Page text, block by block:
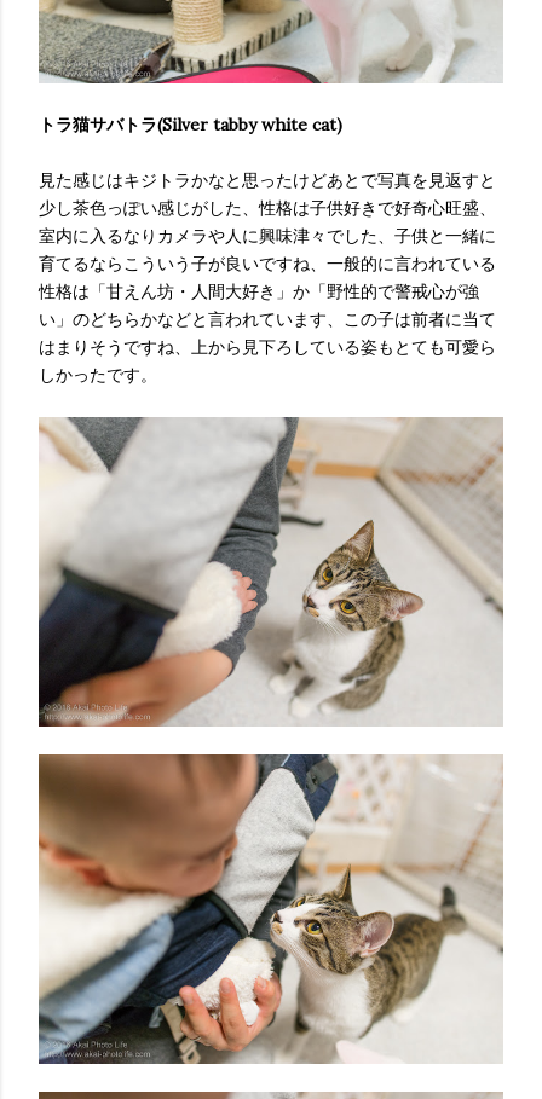
トラ猫サバトラ(Silver tabby white cat)
見た感じはキジトラかなと思ったけどあとで写真を見返すと
少し茶色っぽい感じがした、性格は子供好きで好奇心旺盛、
室内に入るなりカメラや人に興味津々でした、子供と一緒に
育てるならこういう子が良いですね、一般的に言われている
性格は「甘えん坊・人間大好き」か「野性的で警戒心が強
い」のどちらかなどと言われています、この子は前者に当て
はまりそうですね、上から見下ろしている姿もとても可愛ら
しかったです。